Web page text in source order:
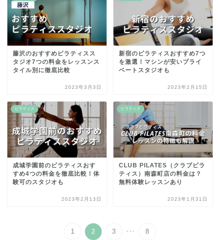
藤沢のおすすめピラティスス
タジオ7つの料金をレッスンス
タイル別に徹底比較
2023年3月3日
新宿のピラティスおすすめ7つ
を激選！マシンが安いプライ
ベートスタジオも
2023年2月15日
ピラティス
成城学園前のピラティスおす
すめ4つの料金を徹底比較！体
験可のスタジオも
2023年2月13日
ピラティス
CLUB PILATES（クラブピラ
ティス）南森町店の料金は？
無料体験レッスンあり
2023年1月31日
1 2 3 ... 8